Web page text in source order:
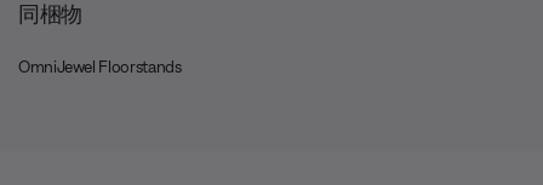
同梱物
OmniJewel Floorstands